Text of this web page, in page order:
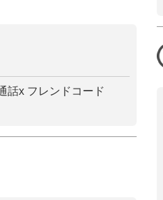
話x フレンドコード